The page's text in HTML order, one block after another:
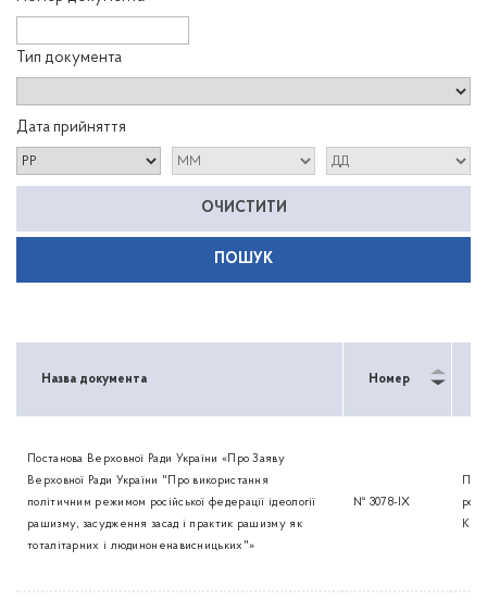
Тип документа
Дата прийняття
ОЧИСТИТИ
Назва документа Номер
Постанова Верховної Ради України «Про Заяву
Верховної Ради України "Про використання
політичним режимом російської федерації ідеології
рашизму, засудження засад і практик рашизму як
тоталітарних і людиноненависницьких"»
№ 3078-IX
КМУ